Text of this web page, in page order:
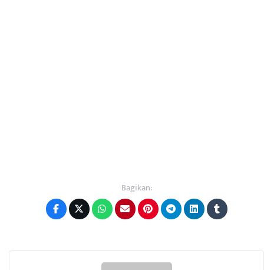
Bagikan: